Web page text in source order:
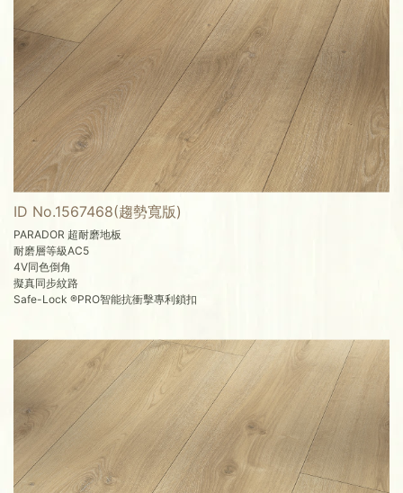
ID No.1567468(趨勢寬版)
PARADOR 超耐磨地板
耐磨層等級AC5
4V同色倒角
擬真同步紋路
Safe-Lock ®PRO智能抗衝擊專利鎖扣